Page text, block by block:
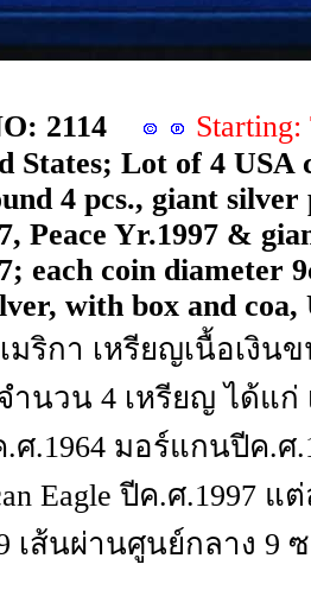
2114
States; Lot of 4 USA
4 pcs., giant
Peace Yr.1997 &
each coin diameter
with box and
มริกา เหรียญเนื้อเงิ
ำนวน 4 เหรียญ ได้แก่
ศ.1964 มอร์แกนปีค.ศ
Eagle ปีค.ศ.1997
เส้นผ่านศูนย์กลาง 9